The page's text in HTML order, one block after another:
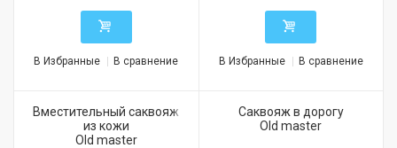
В Избранные В сравнение В Избранные В сравнение
Вместительный саквояж
из кожи
Old master
Саквояж в дорогу
Old master